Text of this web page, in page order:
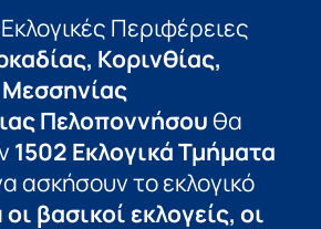
Περιφέρειες
Κορινθίας,
Πελοποννήσουθα
1502 Εκλογικά Τμήματα
ασκήσουν το εκλογικό
οι βασικοί εκλογείς, οι